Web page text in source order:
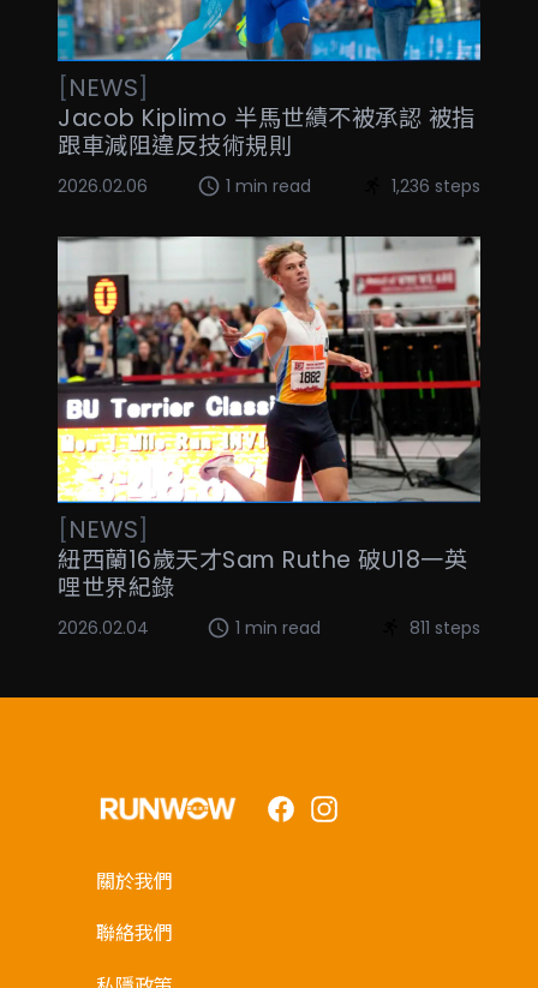
[NEWS]
Jacob Kiplimo 半馬世績不被承認 被指
跟車減阻違反技術規則
2026.02.06 1 min read 1,236 steps
[NEWS]
紐西蘭16歲天才Sam Ruthe 破U18一英
哩世界紀錄
2026.02.04 1 min read 811 steps
FacebookInstagram
關於我們
聯絡我們